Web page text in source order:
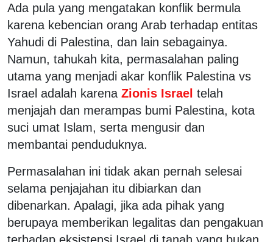
Ada pula yang mengatakan konflik bermula
karena kebencian orang Arab terhadap entitas
Yahudi di Palestina, dan lain sebagainya.
Namun, tahukah kita, permasalahan paling
utama yang menjadi akar konflik Palestina vs
Israel adalah karena Zionis Israel telah
menjajah dan merampas bumi Palestina, kota
suci umat Islam, serta mengusir dan
membantai penduduknya.
Permasalahan ini tidak akan pernah selesai
selama penjajahan itu dibiarkan dan
dibenarkan. Apalagi, jika ada pihak yang
berupaya memberikan legalitas dan pengakuan